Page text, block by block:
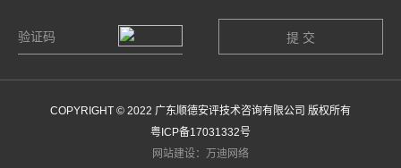
COPYRIGHT © 2022 广东顺德安评技术咨询有限公司 版权所有
粤ICP备17031332号
网站建设：万迪网络